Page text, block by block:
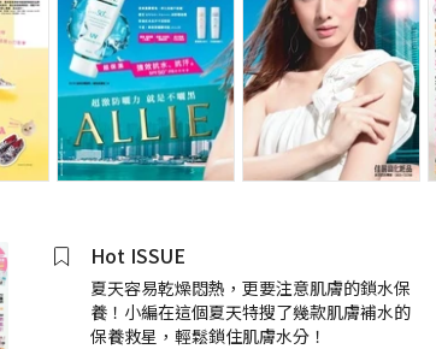
Hot ISSUE
夏天容易乾燥悶熱，更要注意肌膚的鎖水保
養！小編在這個夏天特搜了幾款肌膚補水的
保養救星，輕鬆鎖住肌膚水分！